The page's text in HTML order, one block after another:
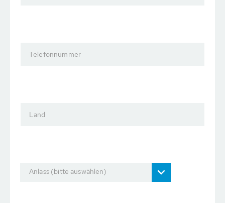
Telefonnummer
Land
Anlass (bitte auswählen)